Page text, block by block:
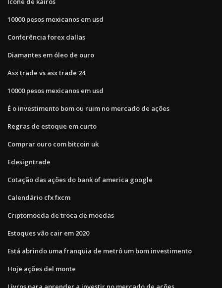
10000 pesos mexicanos em usd
Conferência forex dallas
Diamantes em óleo de ouro
Asx trade vs asx trade 24
10000 pesos mexicanos em usd
É o investimento bom ou ruim no mercado de ações
Regras de estoque em curto
Comprar ouro com bitcoin uk
Edesigntrade
Cotação das ações do bank of america google
Calendário cfx fxcm
Criptomoeda de troca de moedas
Estoques vão cair em 2020
Está abrindo uma franquia de metrô um bom investimento
Hoje ações del monte